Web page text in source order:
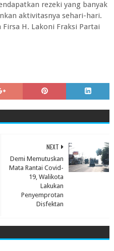
rezeki yang banyak
aktivitasnya sehari-hari.
H. Lakoni Fraksi Partai
NEXT
Demi Memutuskan
Mata Rantai Covid-
19, Walikota
Lakukan
Penyemprotan
Disfektan